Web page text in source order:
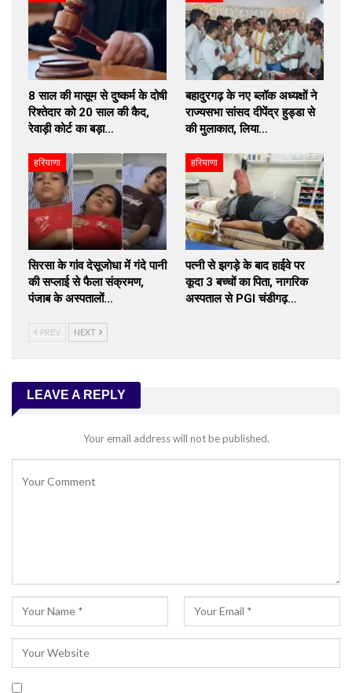
8 साल की मासूम से दुष्कर्म के दोषी
रिश्तेदार को 20 साल की कैद,
रेवाड़ी कोर्ट का बड़ा…
बहादुरगढ़ के नए ब्लॉक अध्यक्षों ने
राज्यसभा सांसद दीपेंद्र हुड्डा से
की मुलाकात, लिया…
हरियाणा
सिरसा के गांव देसूजोधा में गंदे पानी
की सप्लाई से फैला संक्रमण,
पंजाब के अस्पतालों…
हरियाणा
पत्नी से झगड़े के बाद हाईवे पर
कूदा 3 बच्चों का पिता, नागरिक
अस्पताल से PGI चंडीगढ़…
PREV NEXT
LEAVE A REPLY
Your email address will not be published.